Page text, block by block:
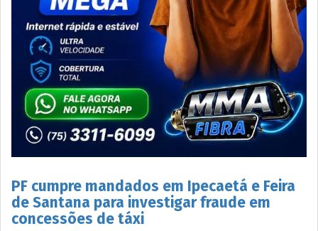
PF cumpre mandados em Ipecaetá e Feira
de Santana para investigar fraude em
concessões de táxi